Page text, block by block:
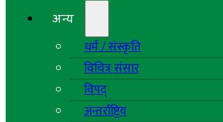
अन्य
धर्म / संस्कृति
विचित्र संसार
विपद्
अन्तर्राष्ट्रिय